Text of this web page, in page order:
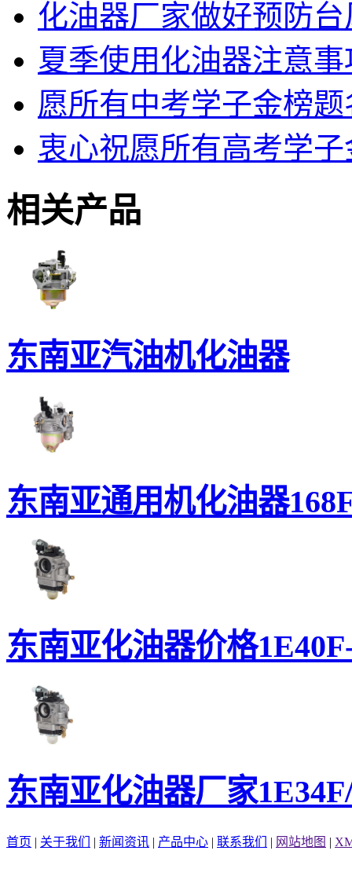
化油器厂家做好预防台
夏季使用化油器注意事
愿所有中考学子金榜题
衷心祝愿所有高考学
相关产品
东南亚汽油机化油器
东南亚通用机化油器
东南亚化油器价格
东南亚化油器厂家
首页 | 关于我们 | 新闻资讯 | 产品中心 | 联系我们 | 网站地图 |